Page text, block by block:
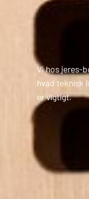
Vi hos jeres-
hvad teknisk
er vigtigt.